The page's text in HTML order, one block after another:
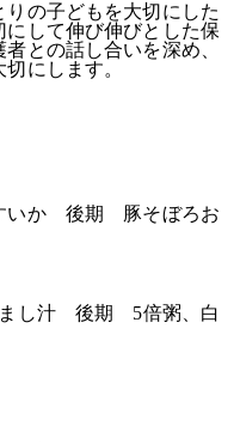
の子どもを大切にした
して伸び伸びとした保
との話し合いを深め、
にします。
いか 後期 豚そぼろお
し汁 後期 5倍粥、白